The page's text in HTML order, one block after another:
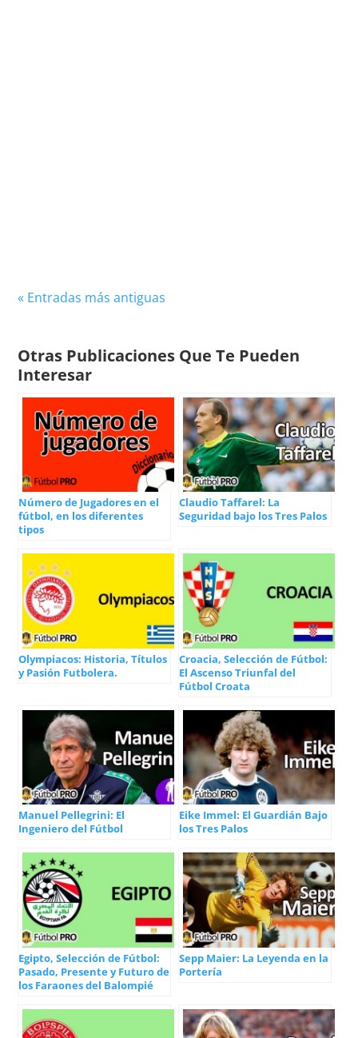
« Entradas más antiguas
Otras Publicaciones Que Te Pueden
Interesar
Número de Jugadores en el
fútbol, en los diferentes
tipos
Claudio Taffarel: La
Seguridad bajo los Tres Palos
Olympiacos: Historia, Títulos
y Pasión Futbolera.
Croacia, Selección de Fútbol:
El Ascenso Triunfal del
Fútbol Croata
Manuel Pellegrini: El
Ingeniero del Fútbol
Eike Immel: El Guardián Bajo
los Tres Palos
Egipto, Selección de Fútbol:
Pasado, Presente y Futuro de
los Faraones del Balompié
Sepp Maier: La Leyenda en la
Portería